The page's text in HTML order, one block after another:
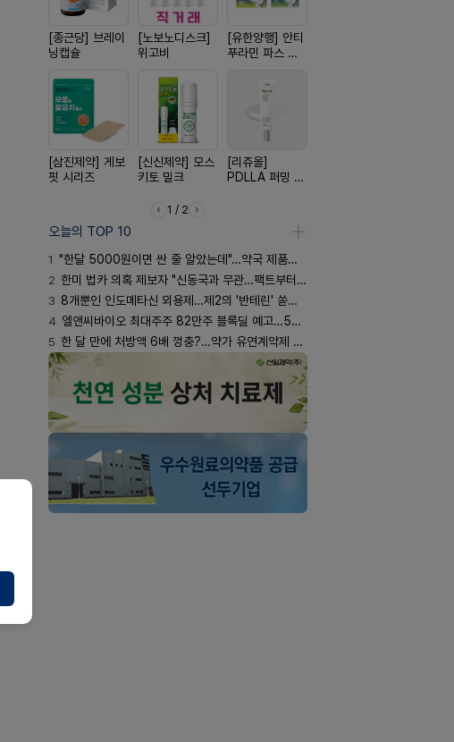
[종근당] 브레이
닝캡슐
[노보노디스크]
위고비
[유한양행] 안티
푸라민 파스 시
[삼진제약] 게보
핏 시리즈
[신신제약] 모스
키토 밀크
[리쥬올]
PDLLA 퍼밍 크
1 / 2
오늘의 TOP 10
1 "한달 5000원이면 싼 줄 알았는데"…약국 제품과 비교해보니
2 한미 법카 의혹 제보자 "신동국과 무관…팩트부터 따져야"
3 8개뿐인 인도메타신 외용제…제2의 '반테린' 쏟아지나
4 엘앤씨바이오 최대주주 82만주 블록딜 예고…500억 규모
5 한 달 만에 처방액 6배 껑충?…약가 유연계약제 착시효과